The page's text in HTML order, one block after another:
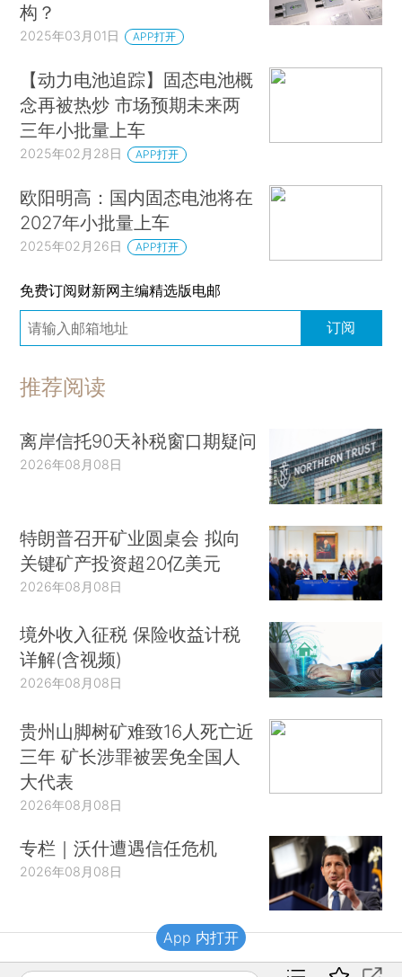
构？
2025年03月01日 APP打开
【动力电池追踪】固态电池概
念再被热炒 市场预期未来两
三年小批量上车
2025年02月28日 APP打开
欧阳明高：国内固态电池将在
2027年小批量上车
2025年02月26日 APP打开
免费订阅财新网主编精选版电邮
订阅
推荐阅读
离岸信托90天补税窗口期疑问
2026年08月08日
特朗普召开矿业圆桌会 拟向
关键矿产投资超20亿美元
2026年08月08日
境外收入征税 保险收益计税
详解(含视频)
2026年08月08日
贵州山脚树矿难致16人死亡近
三年 矿长涉罪被罢免全国人
大代表
2026年08月08日
专栏｜沃什遭遇信任危机
2026年08月08日
App 内打开